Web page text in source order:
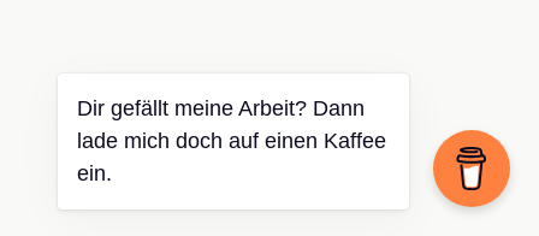
Dir gefällt meine Arbeit? Dann
lade mich doch auf einen Kaffee
ein.